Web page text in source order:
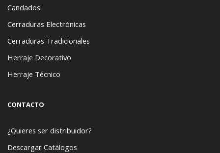
Candados
Cerraduras Electrónicas
Cerraduras Tradicionales
Herraje Decorativo
Herraje Técnico
CONTACTO
¿Quieres ser distribuidor?
Descargar Catálogos